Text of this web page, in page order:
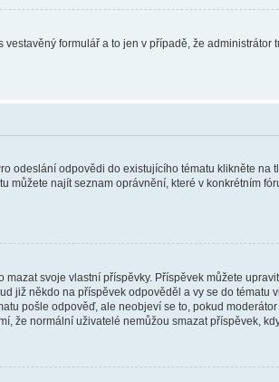
formulář a to jen v případě, že
odeslání odpovědi do existujícího tématu klikněte
najít seznam oprávnění, které v konkrétním
svoje vlastní příspěvky. Příspěvek můžete
již někdo na příspěvek odpověděl a vy se do tématu
pošle odpověď, ale neobjeví se to, pokud
že normální uživatelé nemůžou smazat příspěvek,